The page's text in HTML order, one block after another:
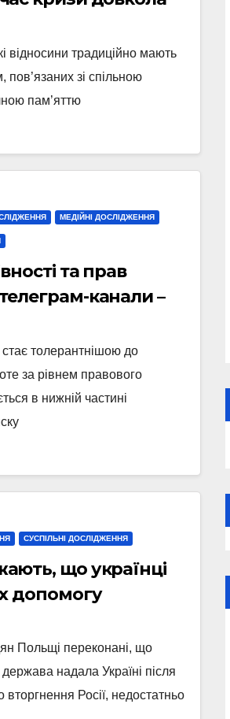
відносини традиційно мають
пов’язаних зі спільною
пам’яттю
МЕДІЙНІ ДОСЛІДЖЕННЯ
та прав
канали –
пишуть про
стає толерантнішою до
за рівнем правового
в нижній частині
СУСПІЛЬНІ ДОСЛІДЖЕННЯ
що українці
допомогу
Польщі переконані, що
надала Україні після
Росії, недостатньо